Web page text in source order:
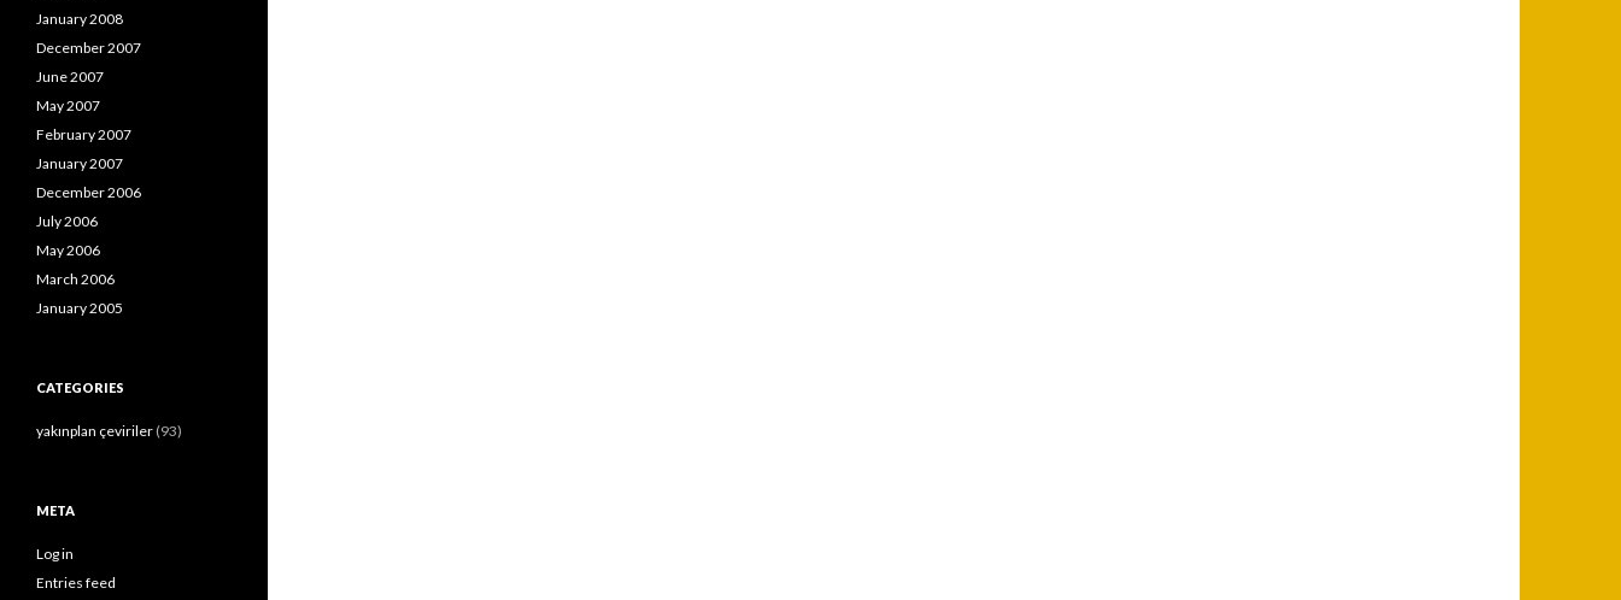
January 2008
December 2007
June 2007
May 2007
February 2007
January 2007
December 2006
July 2006
May 2006
March 2006
January 2005
CATEGORIES
yakınplan çeviriler (93)
META
Log in
Entries feed